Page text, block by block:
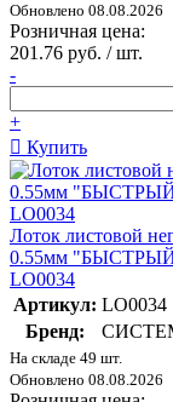
Обновлено 08.08.2026
Розничная цена:
201.76 руб. / шт.
-
+
Купить
Лоток листовой
0.55мм
LO0034
Артикул: LO0034
Бренд:
На складе 49 шт.
Обновлено 08.08.2026